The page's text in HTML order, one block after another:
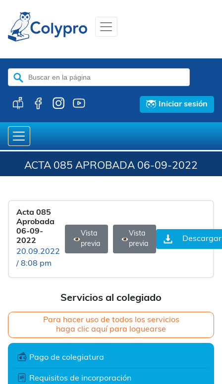
Buscar:
Iniciar sesión
ACTA 085 APROBADA 06-09-2022
Servicios al colegiado
Para hacer uso de todos los servicios
haga clic aquí para loguearse
Pago de colegiatura
Requisitos de incorporación
Acta 085
Aprobada
06-09-
2022
20.09.2022
/ 8:08 pm
Vista
previa
Vista
previa
Descargar